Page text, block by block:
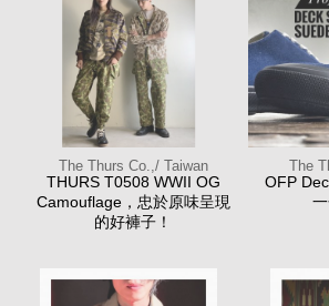
The Thurs Co.,/ Taiwan
THURS T0508 WWII OG
Camouflage，忠於原味呈現
的好褲子！
The
OFP